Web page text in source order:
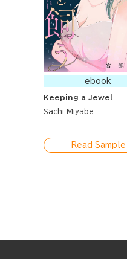
ebook
Keeping a Jewel
Sachi Miyabe
Read Sample